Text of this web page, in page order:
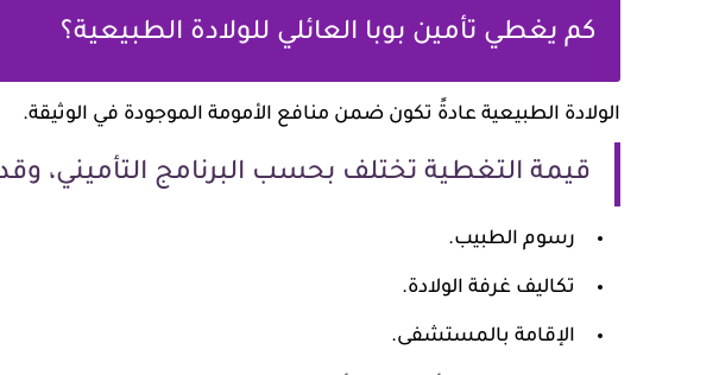
كم يغطي تأمين بوبا العائلي للولادة الطبيعية؟
الولادة الطبيعية عادةً تكون ضمن منافع الأمومة الموجودة في الوثيقة.
قيمة التغطية تختلف بحسب البرنامج التأميني،
رسوم الطبيب.
تكاليف غرفة الولادة.
الإقامة بالمستشفى.